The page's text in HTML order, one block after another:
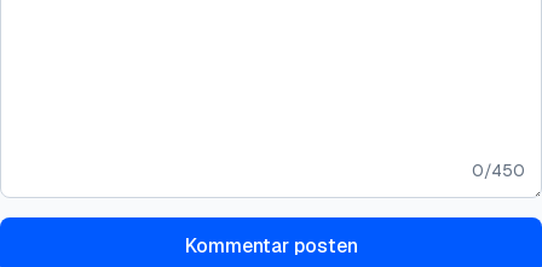
0/450
Kommentar posten